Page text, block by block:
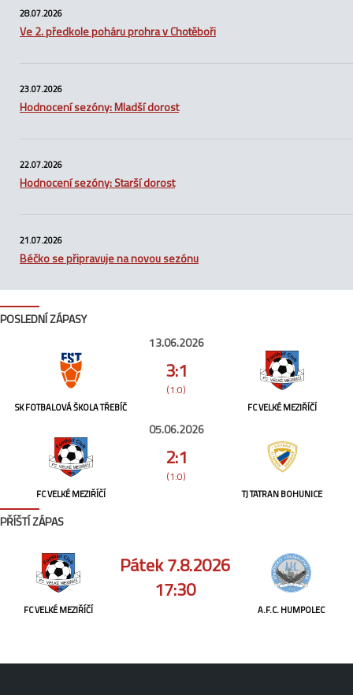
28.07.2026
Ve 2. předkole poháru prohra v Chotěboři
23.07.2026
Hodnocení sezóny: Mladší dorost
22.07.2026
Hodnocení sezóny: Starší dorost
21.07.2026
Béčko se připravuje na novou sezónu
POSLEDNÍ ZÁPASY
SK FOTBALOVÁ ŠKOLA TŘEBÍČ
13.06.2026
3:1
(1:0)
FC VELKÉ MEZIŘÍČÍ
FC VELKÉ MEZIŘÍČÍ
05.06.2026
2:1
(1:0)
TJ TATRAN BOHUNICE
PŘÍŠTÍ ZÁPAS
FC VELKÉ MEZIŘÍČÍ
Pátek 7.8.2026
17:30
A.F.C. HUMPOLEC